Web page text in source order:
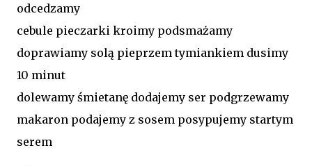
odcedzamy
cebule pieczarki kroimy podsmażamy
doprawiamy solą pieprzem tymiankiem dusimy
10 minut
dolewamy śmietanę dodajemy ser podgrzewamy
makaron podajemy z sosem posypujemy startym
serem